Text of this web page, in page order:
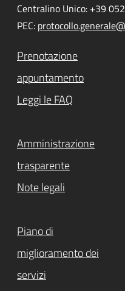
Centralino Unico: +39
PEC:
Prenotazione
appuntamento
Leggi le FAQ
Amministrazione
trasparente
Note legali
Piano di
miglioramento dei
servizi